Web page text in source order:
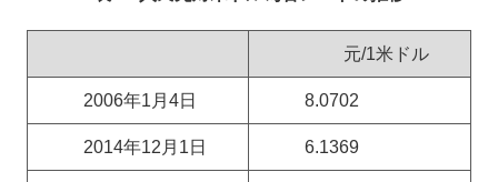
元/1米ドル
2006年1月4日 8.0702
2014年12月1日 6.1369